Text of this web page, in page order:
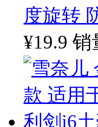
度旋转
¥19.9 销